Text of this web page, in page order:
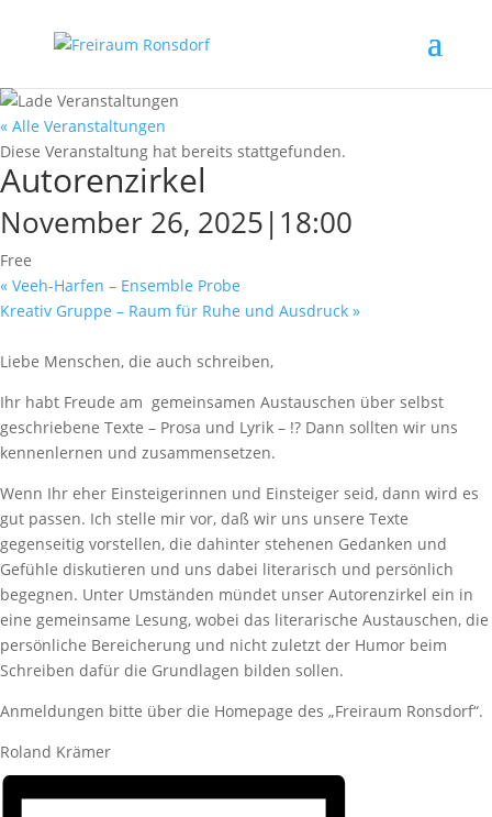
« Alle Veranstaltungen
Diese Veranstaltung hat bereits stattgefunden.
Autorenzirkel
November 26, 2025|18:00
Free
« Veeh-Harfen – Ensemble Probe
Kreativ Gruppe – Raum für Ruhe und Ausdruck »
Liebe Menschen, die auch schreiben,
Ihr habt Freude am gemeinsamen Austauschen über selbst
geschriebene Texte – Prosa und Lyrik – !? Dann sollten wir uns
kennenlernen und zusammensetzen.
Wenn Ihr eher Einsteigerinnen und Einsteiger seid, dann wird es
gut passen. Ich stelle mir vor, daß wir uns unsere Texte
gegenseitig vorstellen, die dahinter stehenen Gedanken und
Gefühle diskutieren und uns dabei literarisch und persönlich
begegnen. Unter Umständen mündet unser Autorenzirkel ein in
eine gemeinsame Lesung, wobei das literarische Austauschen, die
persönliche Bereicherung und nicht zuletzt der Humor beim
Schreiben dafür die Grundlagen bilden sollen.
Anmeldungen bitte über die Homepage des „Freiraum Ronsdorf“.
Roland Krämer